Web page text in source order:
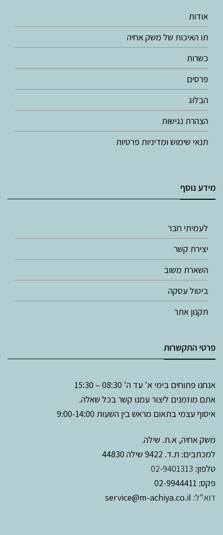
אודות
תו האיכות של משק אחיה
כשרות
פרסים
הבלוג
הצהרת נגישות
תנאי שימוש ומדיניות פרטיות
מידע נוסף
לעמיתי חבר
יצירת קשר
השארת משוב
ביטול עסקה
תקנון אתר
פרטי התקשרות
אנחנו פתוחים בימי א' עד ה' 08:30 – 15:30
אתם מוזמנים ליצור עמנו קשר בכל שאלה.
איסוף עצמי בתאום מראש בין השעות 9:00-14:00
משק אחיה, א.ת. שילה.
למכתבים: ת.ד. 9422 שילה 44830
טלפון: 02-9401313
פקס: 02-9944411
דוא"ל: service@m-achiya.co.il